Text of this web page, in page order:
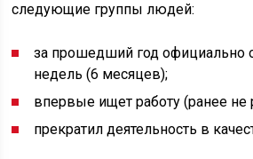
следующие группы людей:
за прошедший год официально
недель (6 месяцев);
впервые ищет работу (ранее не
прекратил деятельность в